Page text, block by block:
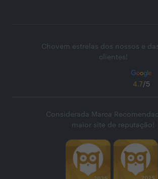
Chovem estrelas dos nossos e
clientes!
4.7/5
Considerada Marca
maior site de reputação!